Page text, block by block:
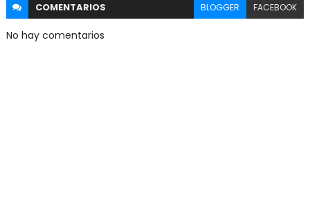
COMENTARIOS BLOGGER FACEBOOK
No hay comentarios